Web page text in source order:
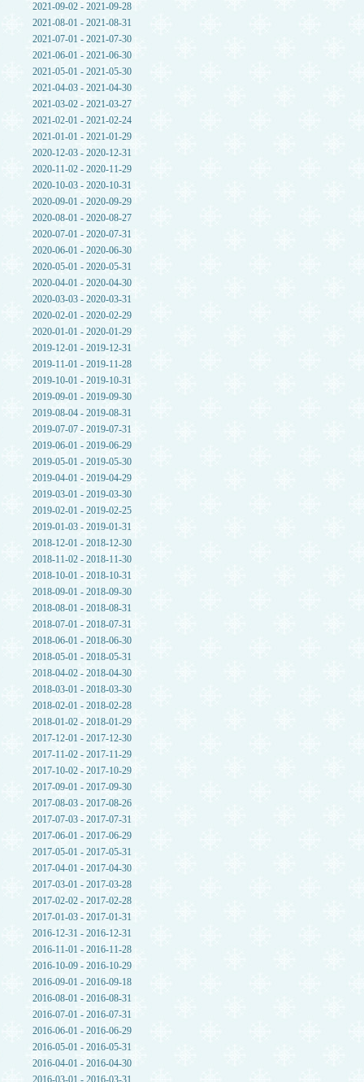
2021-09-02 - 2021-09-28
2021-08-01 - 2021-08-31
2021-07-01 - 2021-07-30
2021-06-01 - 2021-06-30
2021-05-01 - 2021-05-30
2021-04-03 - 2021-04-30
2021-03-02 - 2021-03-27
2021-02-01 - 2021-02-24
2021-01-01 - 2021-01-29
2020-12-03 - 2020-12-31
2020-11-02 - 2020-11-29
2020-10-03 - 2020-10-31
2020-09-01 - 2020-09-29
2020-08-01 - 2020-08-27
2020-07-01 - 2020-07-31
2020-06-01 - 2020-06-30
2020-05-01 - 2020-05-31
2020-04-01 - 2020-04-30
2020-03-03 - 2020-03-31
2020-02-01 - 2020-02-29
2020-01-01 - 2020-01-29
2019-12-01 - 2019-12-31
2019-11-01 - 2019-11-28
2019-10-01 - 2019-10-31
2019-09-01 - 2019-09-30
2019-08-04 - 2019-08-31
2019-07-07 - 2019-07-31
2019-06-01 - 2019-06-29
2019-05-01 - 2019-05-30
2019-04-01 - 2019-04-29
2019-03-01 - 2019-03-30
2019-02-01 - 2019-02-25
2019-01-03 - 2019-01-31
2018-12-01 - 2018-12-30
2018-11-02 - 2018-11-30
2018-10-01 - 2018-10-31
2018-09-01 - 2018-09-30
2018-08-01 - 2018-08-31
2018-07-01 - 2018-07-31
2018-06-01 - 2018-06-30
2018-05-01 - 2018-05-31
2018-04-02 - 2018-04-30
2018-03-01 - 2018-03-30
2018-02-01 - 2018-02-28
2018-01-02 - 2018-01-29
2017-12-01 - 2017-12-30
2017-11-02 - 2017-11-29
2017-10-02 - 2017-10-29
2017-09-01 - 2017-09-30
2017-08-03 - 2017-08-26
2017-07-03 - 2017-07-31
2017-06-01 - 2017-06-29
2017-05-01 - 2017-05-31
2017-04-01 - 2017-04-30
2017-03-01 - 2017-03-28
2017-02-02 - 2017-02-28
2017-01-03 - 2017-01-31
2016-12-31 - 2016-12-31
2016-11-01 - 2016-11-28
2016-10-09 - 2016-10-29
2016-09-01 - 2016-09-18
2016-08-01 - 2016-08-31
2016-07-01 - 2016-07-31
2016-06-01 - 2016-06-29
2016-05-01 - 2016-05-31
2016-04-01 - 2016-04-30
2016-03-01 - 2016-03-31